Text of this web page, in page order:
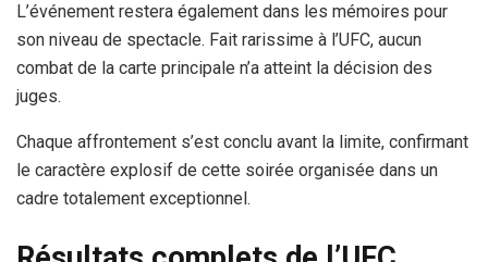
L’événement restera également dans les mémoires pour
son niveau de spectacle. Fait rarissime à l’UFC, aucun
combat de la carte principale n’a atteint la décision des
juges.
Chaque affrontement s’est conclu avant la limite, confirmant
le caractère explosif de cette soirée organisée dans un
cadre totalement exceptionnel.